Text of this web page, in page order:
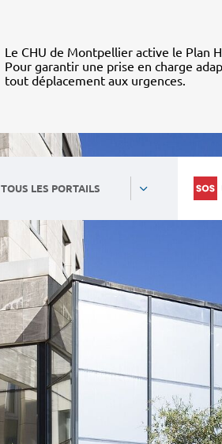
Le CHU de Montpellier active le Plan
Pour garantir une prise en charge
tout déplacement aux urgences.
TOUS LES PORTAILS